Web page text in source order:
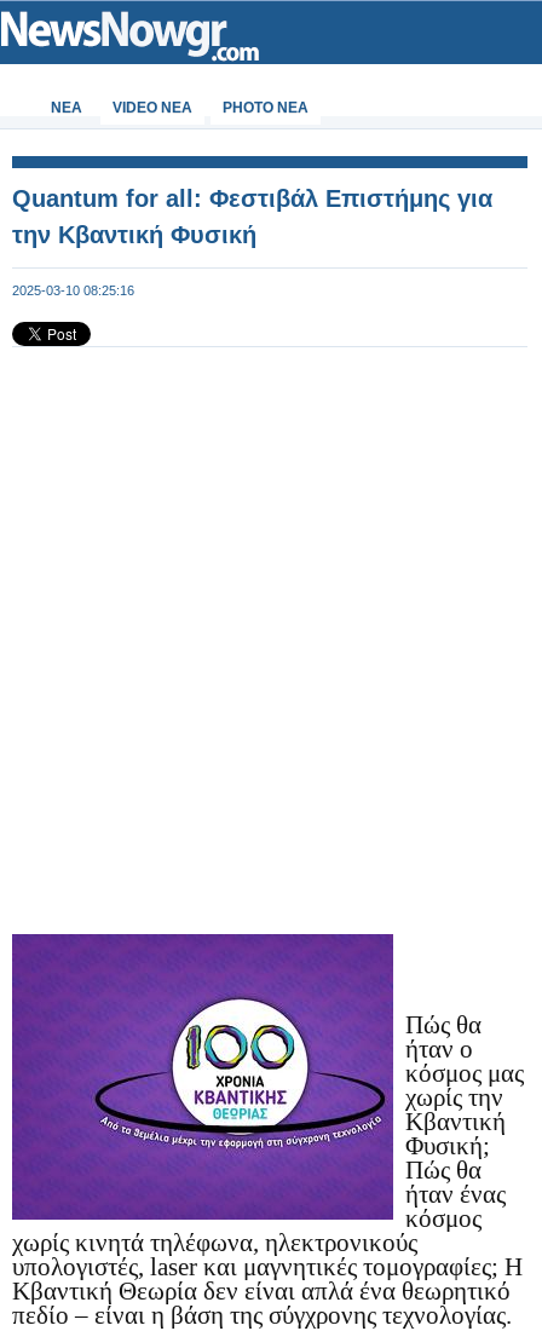
ΝΕΑ VIDEO NEA PHOTO NEA
Quantum for all: Φεστιβάλ Επιστήμης για
την Κβαντική Φυσική
2025-03-10 08:25:16
Πώς θα
ήταν ο
κόσμος μας
χωρίς την
Κβαντική
Φυσική;
Πώς θα
ήταν ένας
κόσμος
χωρίς κινητά τηλέφωνα, ηλεκτρονικούς
υπολογιστές, laser και μαγνητικές τομογραφίες; Η
Κβαντική Θεωρία δεν είναι απλά ένα θεωρητικό
πεδίο – είναι η βάση της σύγχρονης τεχνολογίας.